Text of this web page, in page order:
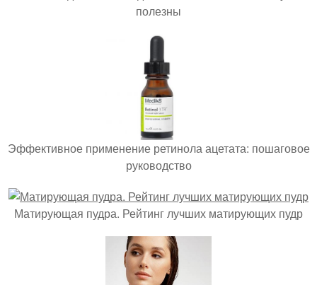
полезны
Эффективное применение ретинола ацетата: пошаговое
руководство
Матирующая пудра. Рейтинг лучших матирующих пудр